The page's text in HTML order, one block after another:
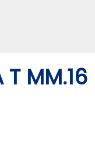
T MM.16